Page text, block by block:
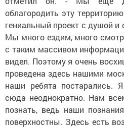
облагородить эту
гениальный проект с душой и
Мы много ездим, много
с таким массивом
видел. Поэтому я очень
проведена здесь нашими
наши ребята
сюда неоднократно. Нам
познать, ведь наши
поверхностны. Здесь есть